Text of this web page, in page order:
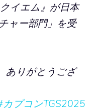
イエム』が日本
ャー部門」を受
ありがとうござ
カプコンTGS2025